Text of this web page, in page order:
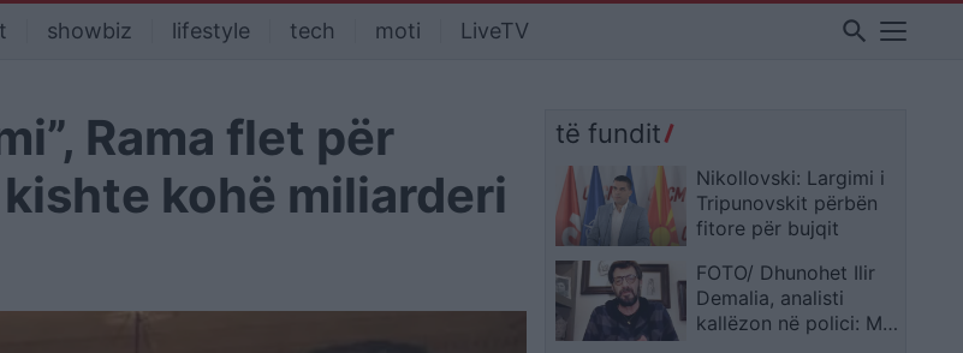
showbiz lifestyle tech moti LiveTV search
Rama flet për
kohë miliarderi
të fundit
Nikollovski: Largimi i
Tripunovskit përbën
fitore për bujqit
FOTO/ Dhunohet Ilir
Demalia, analisti
kallëzon në polici: Më